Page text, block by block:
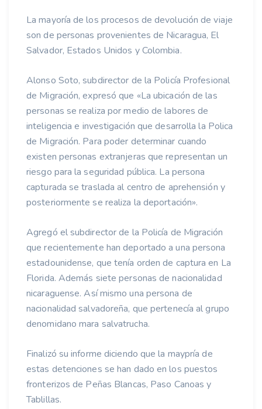
La mayoría de los procesos de devolución de viaje
son de personas provenientes de Nicaragua, El
Salvador, Estados Unidos y Colombia.
Alonso Soto, subdirector de la Policía Profesional
de Migración, expresó que «La ubicación de las
personas se realiza por medio de labores de
inteligencia e investigación que desarrolla la Polica
de Migración. Para poder determinar cuando
existen personas extranjeras que representan un
riesgo para la seguridad pública. La persona
capturada se traslada al centro de aprehensión y
posteriormente se realiza la deportación».
Agregó el subdirector de la Policía de Migración
que recientemente han deportado a una persona
estadounidense, que tenía orden de captura en La
Florida. Además siete personas de nacionalidad
nicaraguense. Así mismo una persona de
nacionalidad salvadoreña, que pertenecía al grupo
denomidano mara salvatrucha.
Finalizó su informe diciendo que la maypría de
estas detenciones se han dado en los puestos
fronterizos de Peñas Blancas, Paso Canoas y
Tablillas.